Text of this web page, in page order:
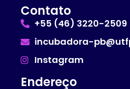
Contato
+55 (46) 3220-2509
incubadora-
Instagram
Endereço